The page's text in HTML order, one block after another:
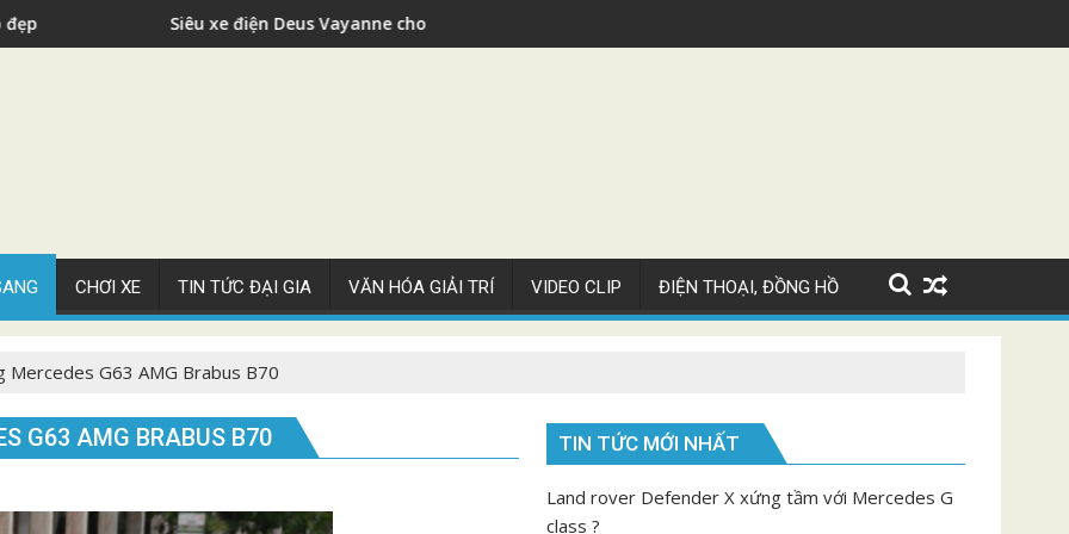
Siêu xe điện Deus Vayanne cho nhà giàu
CHƠI XE TIN TỨC ĐẠI GIA VĂN HÓA GIẢI TRÍ VIDEO CLIP ĐIỆN THOẠI, ĐỒNG HỒ
Mercedes G63 AMG Brabus B70
G63 AMG BRABUS B70 TIN TỨC MỚI NHẤT
Land rover Defender X xứng tầm với Mercedes G
class ?